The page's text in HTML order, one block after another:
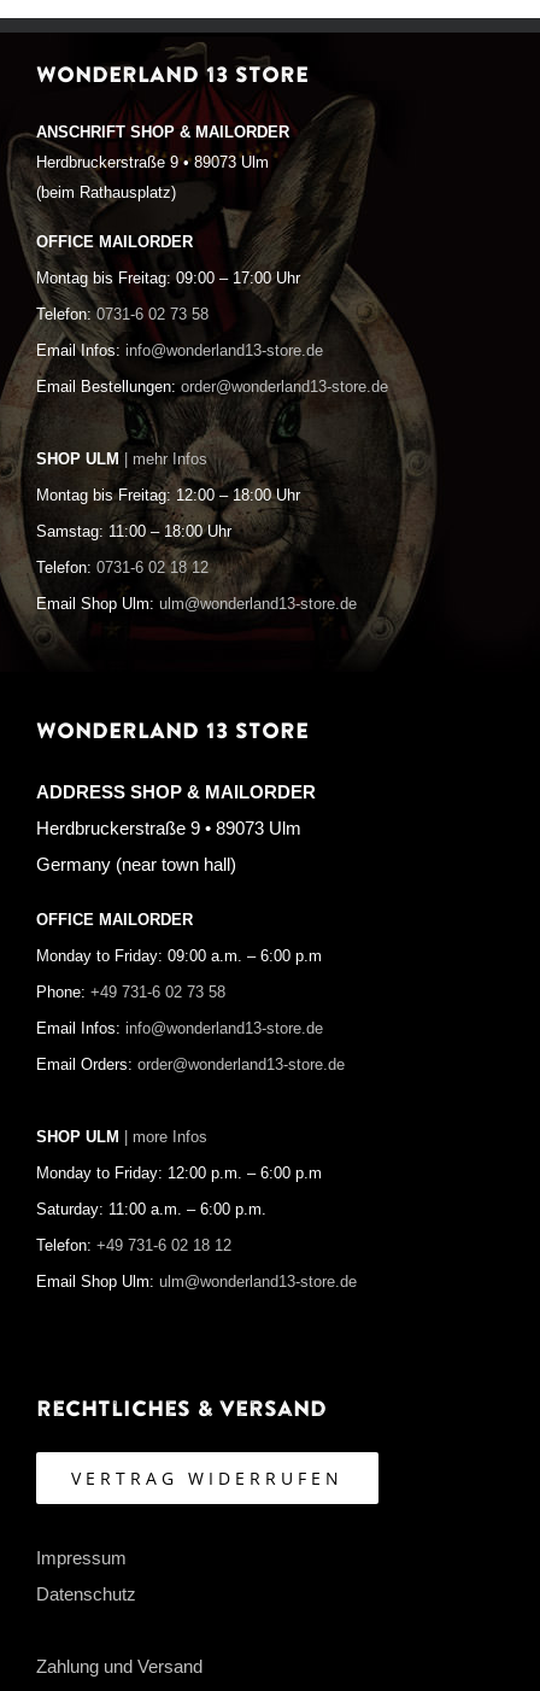
WONDERLAND 13 STORE
ANSCHRIFT SHOP & MAILORDER
Herdbruckerstraße 9 • 89073 Ulm
(beim Rathausplatz)
OFFICE MAILORDER
Montag bis Freitag: 09:00 – 17:00 Uhr
Telefon: 0731-6 02 73 58
Email Infos: info@wonderland13-store.de
Email Bestellungen: order@wonderland13-store.de
SHOP ULM | mehr Infos
Montag bis Freitag: 12:00 – 18:00 Uhr
Samstag: 11:00 – 18:00 Uhr
Telefon: 0731-6 02 18 12
Email Shop Ulm: ulm@wonderland13-store.de
WONDERLAND 13 STORE
ADDRESS SHOP & MAILORDER
Herdbruckerstraße 9 • 89073 Ulm
Germany (near town hall)
OFFICE MAILORDER
Monday to Friday: 09:00 a.m. – 6:00 p.m
Phone: +49 731-6 02 73 58
Email Infos: info@wonderland13-store.de
Email Orders: order@wonderland13-store.de
SHOP ULM | more Infos
Monday to Friday: 12:00 p.m. – 6:00 p.m
Saturday: 11:00 a.m. – 6:00 p.m.
Telefon: +49 731-6 02 18 12
Email Shop Ulm: ulm@wonderland13-store.de
Rechtliches & Versand
VERTRAG WIDERRUFEN
Impressum
Datenschutz
Zahlung und Versand